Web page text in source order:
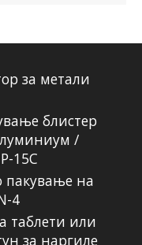
за метали
блистер
/
15C
пакување на
4
таблети или
за наргиле